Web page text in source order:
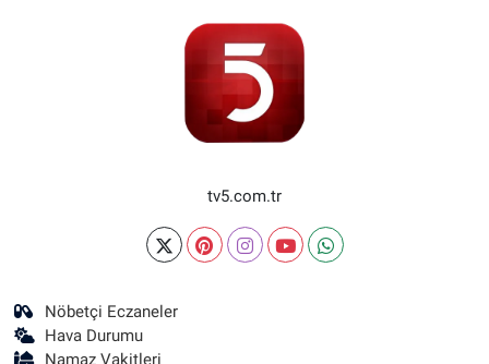
tv5.com.tr
Nöbetçi Eczaneler
Hava Durumu